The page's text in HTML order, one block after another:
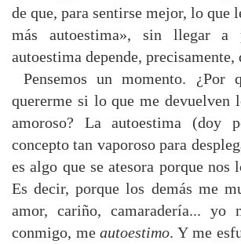
de que, para sentirse mejor, lo que
más autoestima», sin llegar a
autoestima depende, precisamente,
Pensemos un momento. ¿Por
quererme si lo que me devuelven
amoroso? La autoestima (doy
concepto tan vaporoso para
es algo que se atesora porque nos
Es decir, porque los demás me
amor, cariño, camaradería... yo
conmigo, meautoestimo. Y me